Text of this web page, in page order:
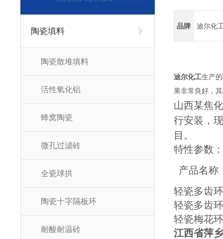
陶瓷填料
陶瓷散堆填料
活性氧化铝
蜂窝陶瓷
微孔过滤砖
全瓷球拱
陶瓷十字隔板环
耐酸耐温砖
品牌 迪尔化
迪尔化工生产的
果非常良好，
山西某焦
行安装，
目。
特性参数
产品名称
轻瓷多齿
轻瓷多齿
轻瓷梅花
江西省萍